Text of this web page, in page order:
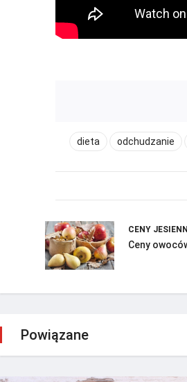
dieta odchudzanie
CENY
Ceny
Powiązane